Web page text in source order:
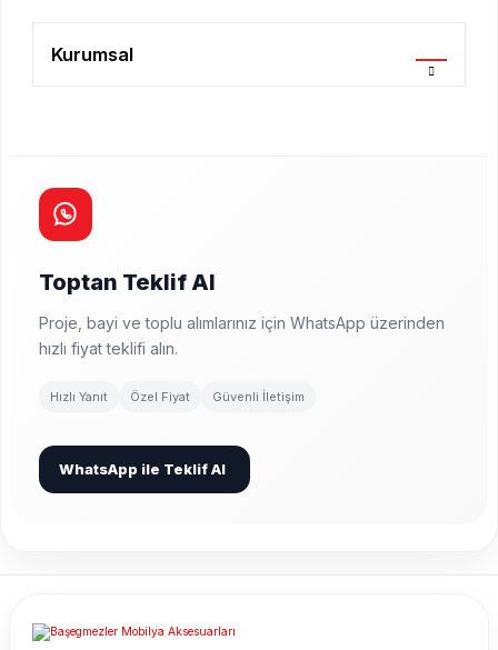
Kurumsal
Toptan Teklif Al
Proje, bayi ve toplu alımlarınız için WhatsApp üzerinden
hızlı fiyat teklifi alın.
Hızlı Yanıt Özel Fiyat Güvenli İletişim
WhatsApp ile Teklif Al